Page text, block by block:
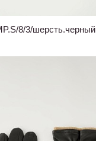
8/3/шерсть.черный